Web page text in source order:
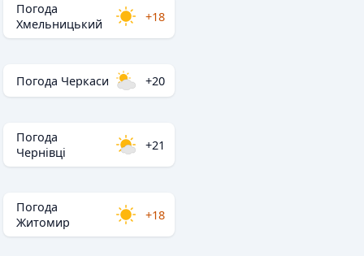
Погода
Хмельницький
+18
Погода Черкаси +20
Погода
Чернівці
+21
Погода
Житомир
+18